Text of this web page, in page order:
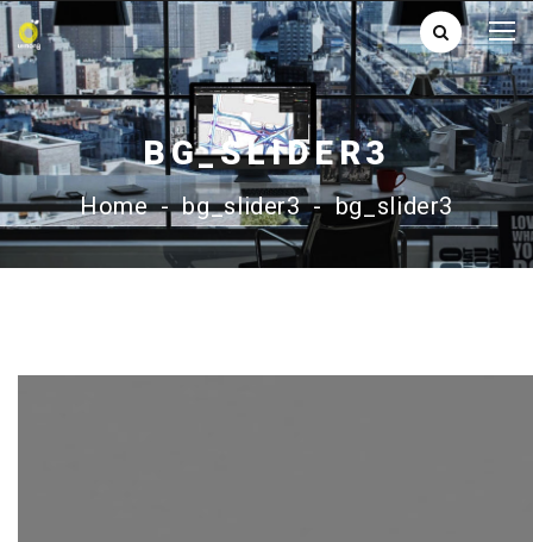
BG_SLIDER3
Home - bg_slider3 - bg_slider3